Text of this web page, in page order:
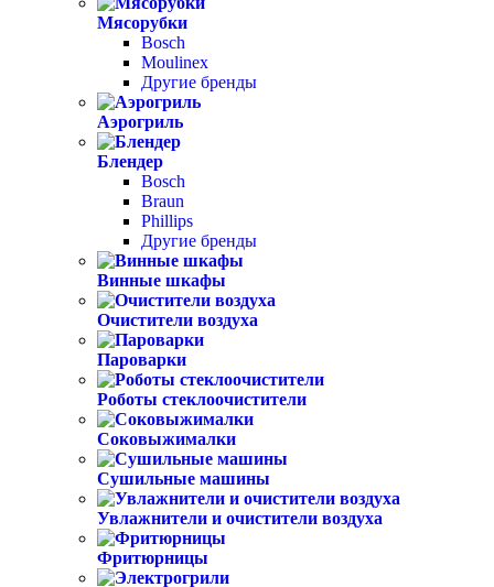
Мясорубки
Bosch
Moulinex
Другие бренды
Аэрогриль
Блендер
Bosch
Braun
Phillips
Другие бренды
Винные шкафы
Очистители воздуха
Пароварки
Роботы стеклоочистители
Соковыжималки
Сушильные машины
Увлажнители и очистители воздуха
Фритюрницы